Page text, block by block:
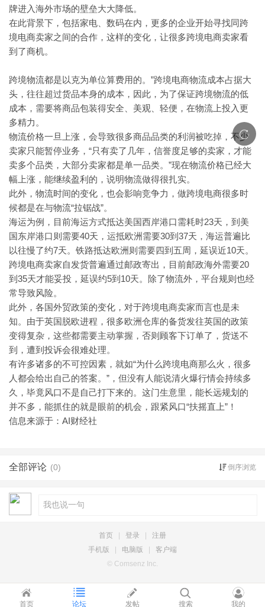
牌进入海外市场的壁垒大大降低。
在此背景下，包括家电、数码在内，更多的企业开始寻找同跨
境电商卖家之间的合作，这样的变化，让很多跨境电商卖家看
到了商机。
跨境物流都是以克为单位算费用的。 ”跨境电商物流成本占据大
头，往往超过货品本身的成本，因此，为了保证跨境物流的低
成本，需要将商品包装得安全、美观、轻便，在物流上投入更
多精力。
物流价格一旦上涨，会导致很多商品品类的利润被吃掉，不少
卖家只能暂停业务， “只有卖了几年，信誉度足够的卖家，才能
卖多个品类，大部分卖家都是单一品类。”现在物流价格已经大
幅上涨，能继续盈利的，说明物流做得很扎实。
此外，物流时间的变化，也会影响竞争力，做跨境电商很多时
候都是在与物流“拉锯战”。
海运为例，目前海运方式抵达美国西岸港口需耗时23天，到美
国东岸港口则需要40天，运抵欧洲需要30到37天，海运普遍比
以往慢了约7天。铁路抵达欧洲则需要四到五周，延误近10天。
跨境电商卖家自发货普遍通过邮政寄出，目前邮政海外需要20
到35天才能妥投，延误约5到10天。除了物流外，平台规则也经
常导致风险。
此外，各国外贸政策的变化，对于跨境电商卖家而言也是未
知。由于英国脱欧进程，很多欧洲仓库的备货发往英国的政策
变得复杂，这些都需要主动掌握，否则顾客下订单了，货送不
到，遭到投诉会很难处理。
有许多诸多的不可控因素，就如“为什么跨境电商那么火，很多
人都会给出自己的答案。”，但没有人能说清火爆行情会持续多
久，毕竟风口不是自己打下来的。这门生意里，能长远规划的
并不多，能抓住的就是眼前的机会，跟紧风口“扶摇直上”！
信息来源于：AI财经社
全部评论 (0) 倒序浏览
首页 登录
注册
手机版
电脑版
客户端
© Comsenz Inc.
首页 论坛 发帖 搜索 我的